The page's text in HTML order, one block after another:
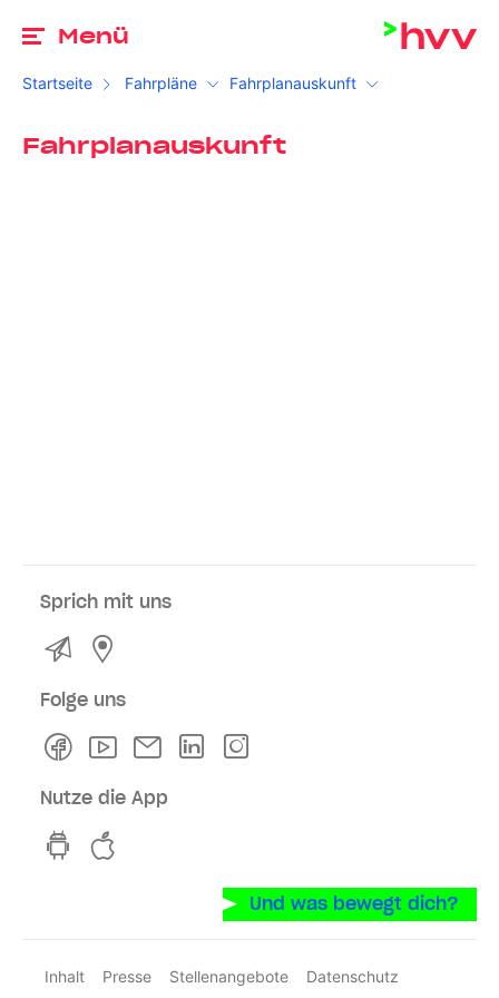
Menü
Startseite Fahrpläne Fahrplanauskunft
Fahrplanauskunft
Sprich mit uns
Kontakt
Folge uns
FacebookYoutubeNewsletterLinkedln
Nutze die App
hvv switch App auf GooglePlay
Und was bewegt dich?
Inhalt Presse Stellenangebote
Datenschutz